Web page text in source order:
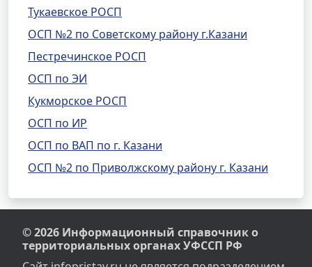
Тукаевское РОСП
ОСП №2 по Советскому району г.Казани
Пестречинское РОСП
ОСП по ЭИ
Кукморское РОСП
ОСП по ИР
ОСП по ВАП по г. Казани
ОСП №2 по Приволжскому району г. Казани
© 2026 Информационный справочник о
территориальных органах УФССП РФ